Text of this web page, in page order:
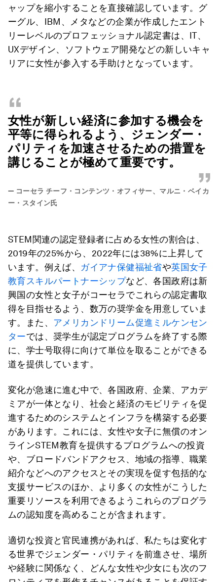
ャップを縮小することを直接確認しています。グ
ーグル、IBM、メタなどの企業が作成したエント
リーレベルのプロフェッショナル認定書は、IT、
UXデザイン、ソフトウェア開発などの新しいキャ
リアに女性が参入する手助けとなっています。
“
女性が新しい経済に参加する機会を
平等に得られるよう、ジェンダー・
パリティを加速させるための措置を
講じることが極めて重要です。
”
— コーセラ チーフ・コンテンツ・オフィサー、マルニ・ベイカ
ー・スタイン氏
STEM関連の認定登録者に占める女性の割合は、
2019年の25%から、2022年には38%に上昇して
います。例えば、 ガイアナ保健福祉省や英国女子
教育スキルパートナーシップなど、各国政府は新
興国の女性と女子がコーセラでこれらの認定書取
得を目指せるよう、数万の奨学金を用意していま
す。また、 アメリカンドリーム促進ミルケンセン
ターでは、奨学生が認定プログラムを終了する際
に、学士号取得に向けて単位を取ることができる
道を提供しています。
変化が急速に進む中で、各国政府、企業、アカデ
ミアが一体となり、社会と経済のモビリティを促
進するためのシステムとインフラを構築する必要
があります。これには、女性や女子に無償のオン
ラインSTEM教育を提供するプログラムへの投資
や、ブロードバンドアクセス、地域の指導、職業
紹介などへのアクセスとその実現を促す包括的な
支援サービスのほか、より多くの女性がこうした
重要リソースを利用できるようこれらのプログラ
ムの認知度を高めることが含まれます。
適切な投資と官民連携があれば、私たちは変化す
る世界でジェンダー・パリティを前進させ、場所
や経験に関係なく、どんな女性や少女にも次のフ